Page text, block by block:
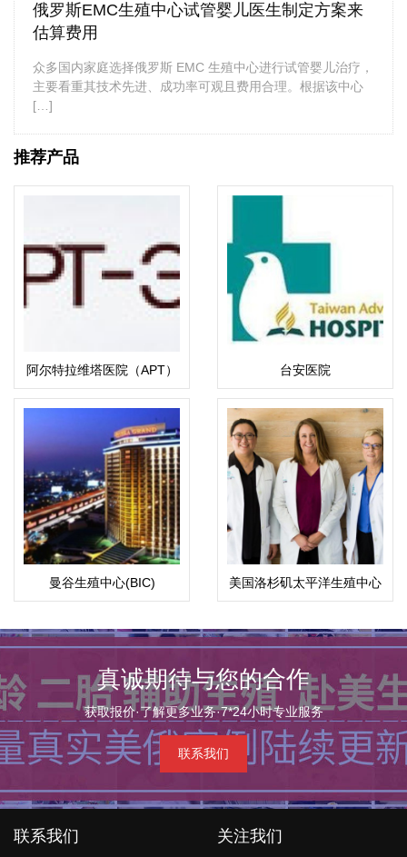
俄罗斯EMC生殖中心试管婴儿医生制定方案来
估算费用
众多国内家庭选择俄罗斯 EMC 生殖中心进行试管婴儿治疗，
主要看重其技术先进、成功率可观且费用合理。根据该中心
[…]
推荐产品
阿尔特拉维塔医院（APT）
ART-ECO
台安医院
曼谷生殖中心(BIC)
美国洛杉矶太平洋生殖中心
（PFC）
真诚期待与您的合作
获取报价·了解更多业务·7*24小时专业服务
联系我们
联系我们 关注我们